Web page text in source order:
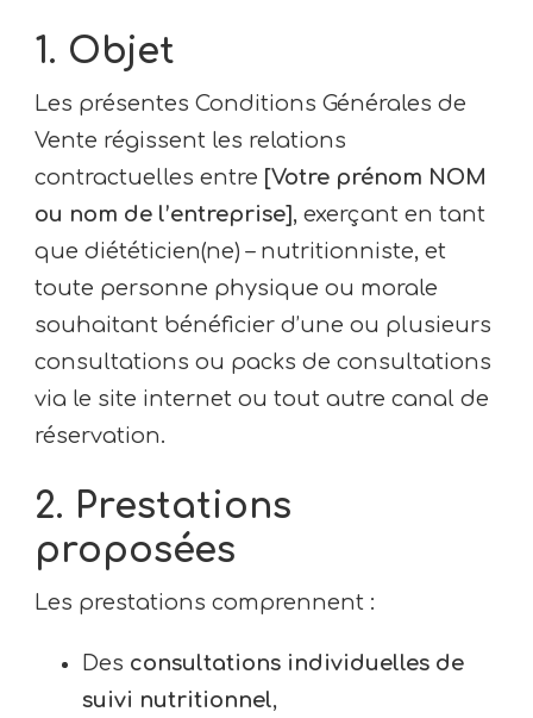
1. Objet
Les présentes Conditions Générales de
Vente régissent les relations
contractuelles entre [Votre prénom NOM
ou nom de l’entreprise] , exerçant en tant
que diététicien(ne) – nutritionniste, et
toute personne physique ou morale
souhaitant bénéficier d’une ou plusieurs
consultations ou packs de consultations
via le site internet ou tout autre canal de
réservation.
2. Prestations
proposées
Les prestations comprennent :
Des consultations individuelles de
suivi nutritionnel,